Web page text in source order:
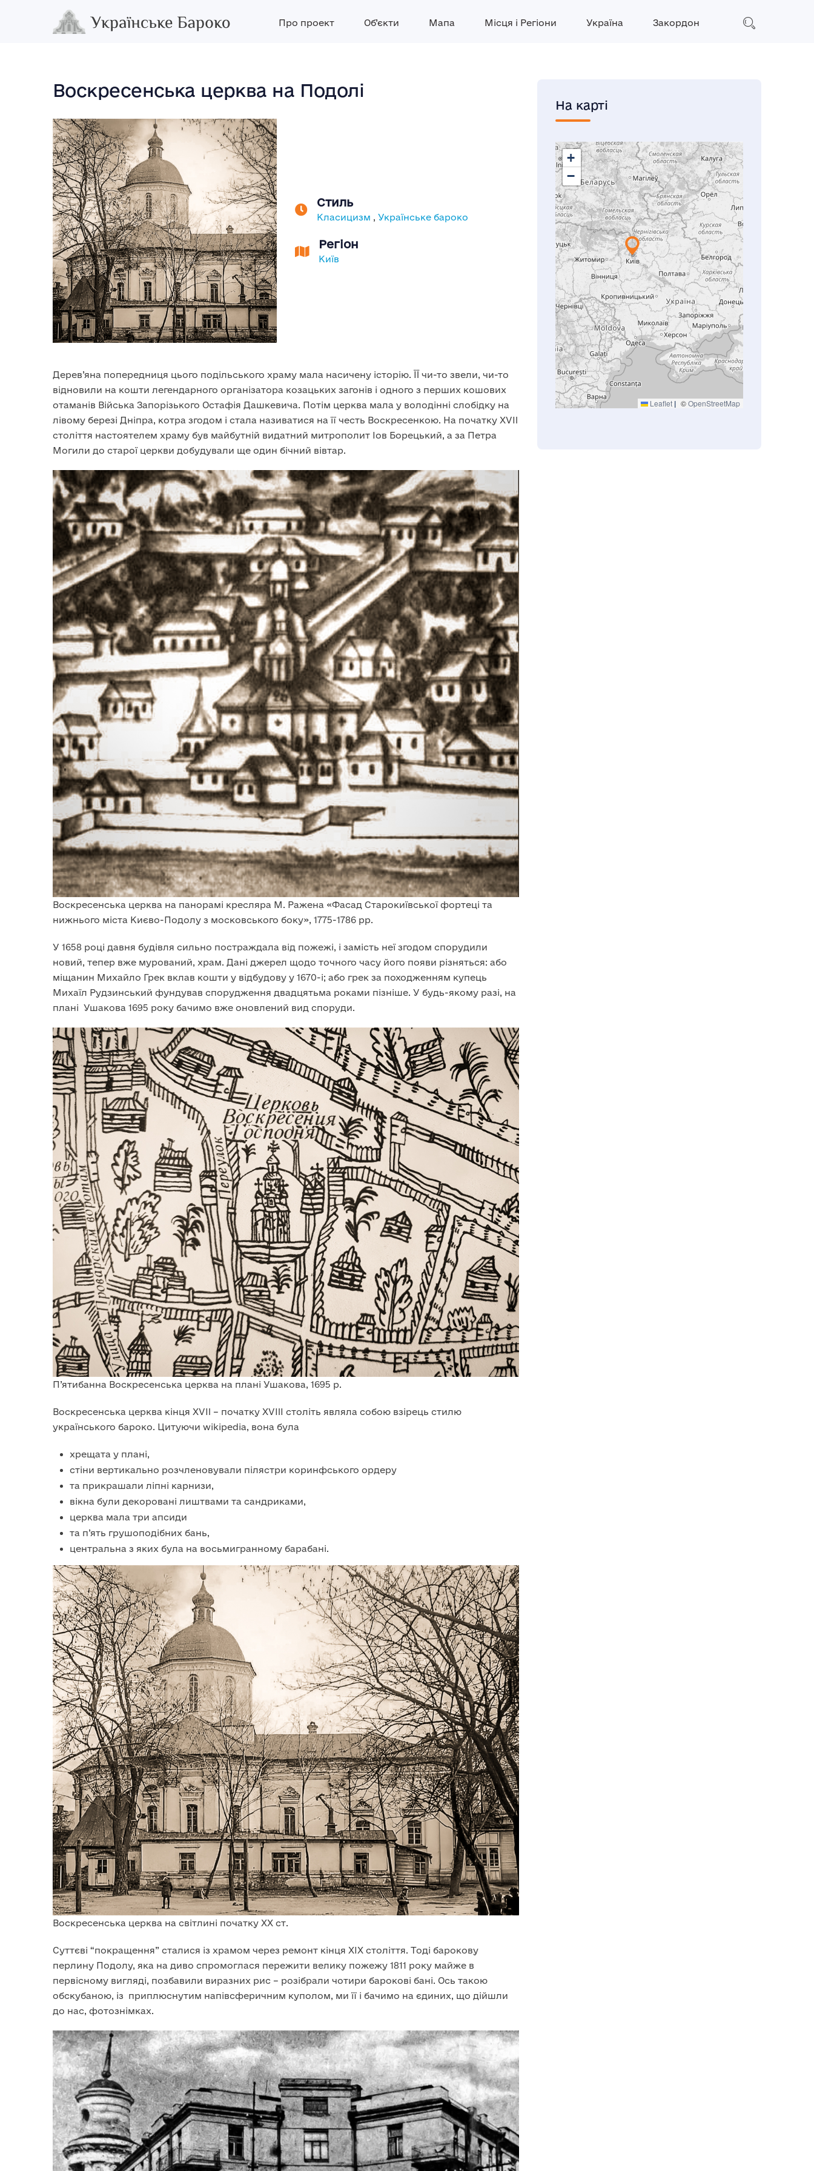
Про проект Об’єкти Мапа Місця і Регіони Україна Закордон
Воскресенська церква на Подолі
Стиль
Класицизм , Українське бароко
Регіон
Київ
Дерев’яна попередниця цього подільського храму мала насичену історію. ЇЇ чи-то звели, чи-то
відновили на кошти легендарного організатора козацьких загонів і одного з перших кошових
отаманів Війська Запорізького Остафія Дашкевича. Потім церква мала у володінні слобідку на
лівому березі Дніпра, котра згодом і стала називатися на її честь Воскресенкою. На початку XVII
століття настоятелем храму був майбутній видатний митрополит Іов Борецький, а за Петра
Могили до старої церкви добудували ще один бічний вівтар.
Воскресенська церква на панорамі кресляра М. Ражена «Фасад Старокиївської фортеці та
нижнього міста Києво-Подолу з московського боку», 1775-1786 рр.
У 1658 році давня будівля сильно постраждала від пожежі, і замість неї згодом спорудили
новий, тепер вже мурований, храм. Дані джерел щодо точного часу його появи різняться: або
міщанин Михайло Грек вклав кошти у відбудову у 1670-і; або грек за походженням купець
Михаїл Рудзинський фундував спорудження двадцятьма роками пізніше. У будь-якому разі, на
плані Ушакова 1695 року бачимо вже оновлений вид споруди.
П’ятибанна Воскресенська церква на плані Ушакова, 1695 р.
Воскресенська церква кінця XVII – початку XVIII століть являла собою взірець стилю
українського бароко. Цитуючи wikipedia, вона була
хрещата у плані,
стіни вертикально розчленовували пілястри коринфського ордеру
та прикрашали ліпні карнизи,
вікна були декоровані лиштвами та сандриками,
церква мала три апсиди
та п’ять грушоподібних бань,
центральна з яких була на восьмигранному барабані.
Воскресенська церква на світлині початку ХХ ст.
Суттєві “покращення” сталися із храмом через ремонт кінця ХІХ століття. Тоді барокову
перлину Подолу, яка на диво спромоглася пережити велику пожежу 1811 року майже в
первісному вигляді, позбавили виразних рис – розібрали чотири барокові бані. Ось такою
обскубаною, із приплюснутим напівсферичним куполом, ми її і бачимо на єдиних, що дійшли
до нас, фотознімках.
На карті
+
−
Leaflet | ©OpenStreetMap